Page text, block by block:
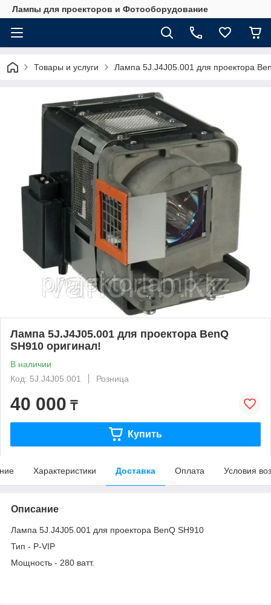
Лампы для проекторов и Фотооборудование
Товары и услуги Лампа 5J.J4J05.001 для проектора
Лампа 5J.J4J05.001 для проектора BenQ
SH910 оригинал!
В наличии
Код: 5J.J4J05.001
Розница
40 000 ₸
Купить
Характеристики Доставка Оплата Условия
Описание
Лампа 5J.J4J05.001 для проектора BenQ SH910
Тип - P-VIP
Мощность - 280 ватт.